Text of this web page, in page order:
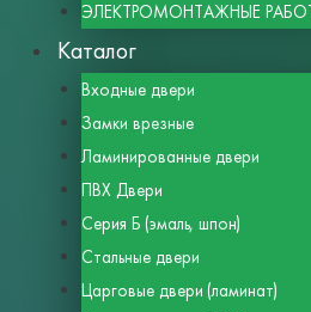
ЭЛЕКТРОМОНТАЖНЫЕ
Каталог
Входные двери
Замки врезные
Ламинированные двери
ПВХ Двери
Серия Б (эмаль, шпон)
Стальные двери
Царговые двери (ламинат)